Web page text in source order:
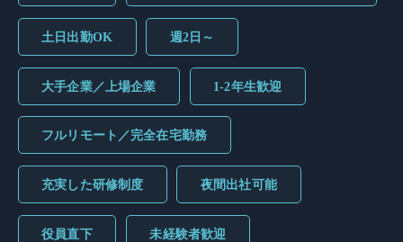
土日出勤OK 週2日～
大手企業／上場企業 1-2年生歓迎
フルリモート／完全在宅勤務
充実した研修制度 夜間出社可能
役員直下 未経験者歓迎